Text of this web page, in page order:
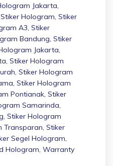
Jakarta,
Stiker Hologram, Stiker
A3, Stiker
Bandung, Stiker
Jakarta,
, Stiker Hologram
, Stiker Hologram
, Stiker Hologram
Pontianak, Stiker
Samarinda,
, Stiker Hologram
Transparan, Stiker
Segel Hologram,
Hologram, Warranty